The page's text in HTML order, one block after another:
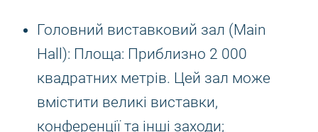
Головний виставковий зал (Main
Hall): Площа: Приблизно 2 000
квадратних метрів. Цей зал може
вмістити великі виставки,
конференції та інші заходи;